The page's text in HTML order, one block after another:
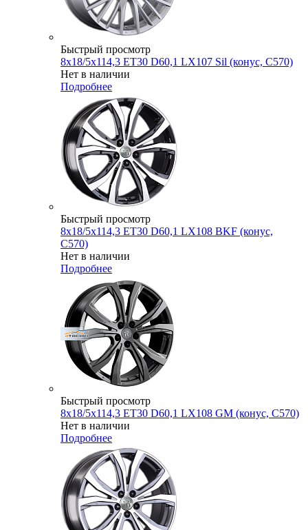
Быстрый просмотр
8x18/5x114,3 ET30 D60,1 LX107 Sil (конус, C570)
Нет в наличии
Подробнее
Быстрый просмотр
8x18/5x114,3 ET30 D60,1 LX108 BKF (конус,
C570)
Нет в наличии
Подробнее
Быстрый просмотр
8x18/5x114,3 ET30 D60,1 LX108 GM (конус, C570)
Нет в наличии
Подробнее